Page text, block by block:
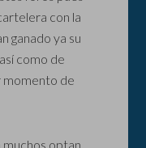
con la
ganado ya su
como de
momento de
muchos optan